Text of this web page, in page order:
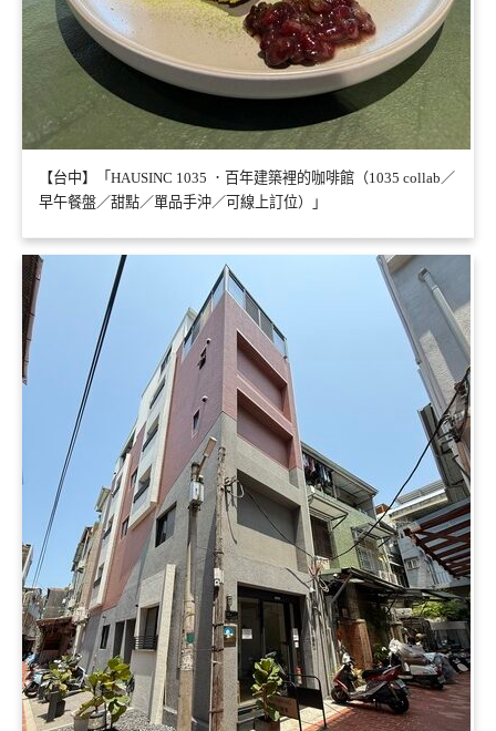
【台中】「HAUSINC 1035 ．百年建築裡的咖啡館（1035 collab／
早午餐盤／甜點／單品手沖／可線上訂位）」